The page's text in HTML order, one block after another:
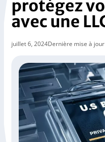
protégez
avec une
juillet 6, 2024Dernière mise à